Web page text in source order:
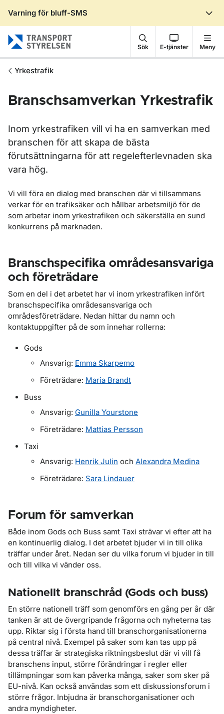
Varning för bluff-SMS
Sök E-tjänster Meny
Yrkestrafik
Branschsamverkan Yrkestrafik
Inom yrkestrafiken vill vi ha en samverkan med
branschen för att skapa de bästa
förutsättningarna för att regelefterlevnaden ska
vara hög.
Vi vill föra en dialog med branschen där vi tillsammans
verkar för en trafiksäker och hållbar arbetsmiljö för de
som arbetar inom yrkestrafiken och säkerställa en sund
konkurrens på marknaden.
Branschspecifika områdesansvariga
och företrädare
Som en del i det arbetet har vi inom yrkestrafiken infört
branschspecifika områdesansvariga och
områdesföreträdare. Nedan hittar du namn och
kontaktuppgifter på de som innehar rollerna:
Gods
Ansvarig: Emma Skarpemo
Företrädare: Maria Brandt
Buss
Ansvarig: Gunilla Yourstone
Företrädare: Mattias Persson
Taxi
Ansvarig: Henrik Julin och Alexandra Medina
Företrädare: Sara Lindauer
Forum för samverkan
Både inom Gods och Buss samt Taxi strävar vi efter att ha
en kontinuerlig dialog. I det arbetet bjuder vi in till olika
träffar under året. Nedan ser du vilka forum vi bjuder in till
och till vilka vi vänder oss.
Nationellt branschråd (Gods och buss)
En större nationell träff som genomförs en gång per år där
tanken är att de övergripande frågorna och nyheterna tas
upp. Riktar sig i första hand till branschorganisationerna
på central nivå. Exempel på saker som kan tas upp på
dessa träffar är strategiska riktningsbeslut där vi vill få
branschens input, större förändringar i regler eller
tillämpningar som kan påverka många, saker som sker på
EU-nivå. Kan också användas som ett diskussionsforum i
större frågor. Inbjudna är branschorganisationer och
andra myndigheter.